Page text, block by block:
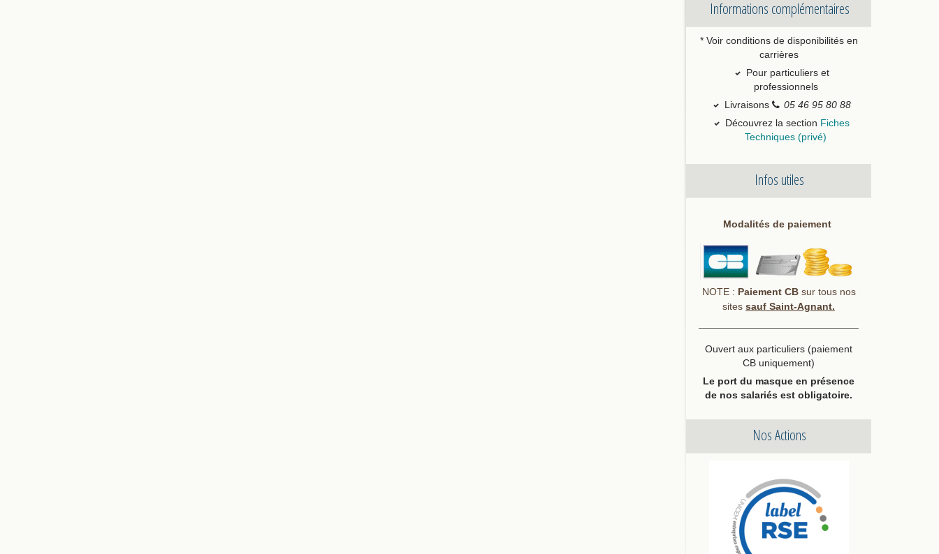
Informations complémentaires
* Voir conditions de disponibilités en
carrières
Pour particuliers et
professionnels
Livraisons
05 46 95 80 88
Découvrez la section Fiches
Techniques (privé)
Infos utiles
Modalités de paiement
NOTE : Paiement CBsur tous nos
sites sauf Saint-Agnant.
Ouvert aux particuliers (paiement
CB uniquement)
Le port du masque en présence
de nos salariés est obligatoire.
Nos Actions